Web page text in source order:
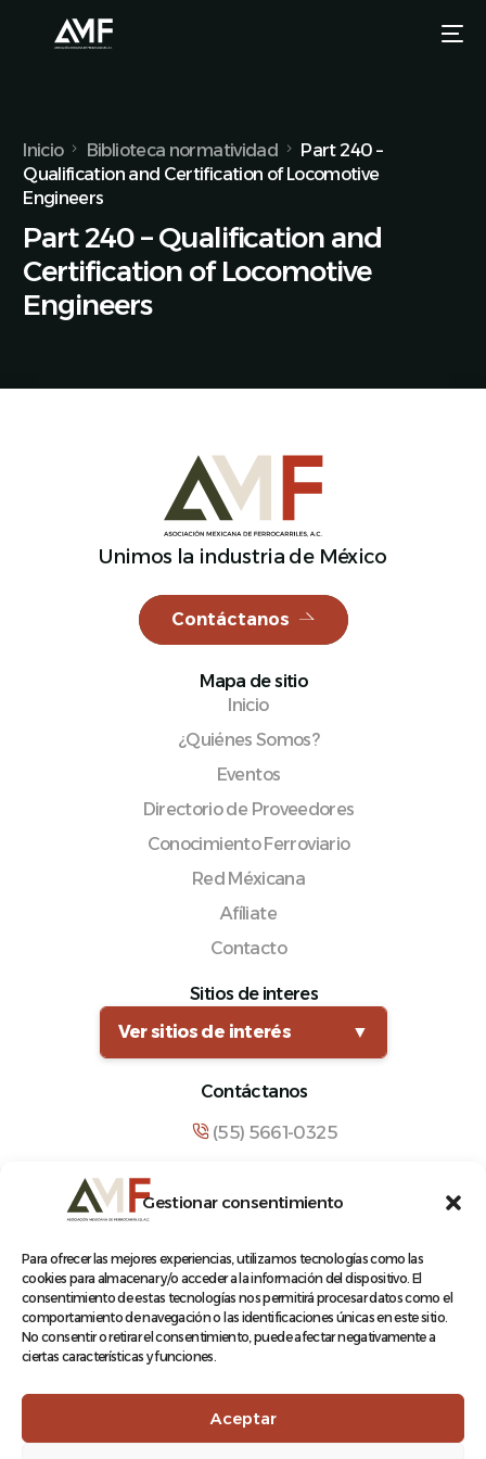
Gestionar consentimiento
Para ofrecer las mejores experiencias, utilizamos tecnologías como las
cookies para almacenar y/o acceder a la información del dispositivo. El
consentimiento de estas tecnologías nos permitirá procesar datos como el
comportamiento de navegación o las identificaciones únicas en este sitio.
No consentir o retirar el consentimiento, puede afectar negativamente a
ciertas características y funciones.
Aceptar
Inicio Biblioteca normatividad
Part 240 –
Qualification and Certification of Locomotive
Engineers
Part 240 – Qualification and
Certification of Locomotive
Engineers
Unimos la industria de México
Contáctanos
Mapa de sitio
Inicio
¿Quiénes Somos?
Eventos
Directorio de Proveedores
Conocimiento Ferroviario
Red Méxicana
Afíliate
Contacto
Sitios de interes
Ver sitios de interés
▼
Contáctanos
(55) 5661-0325
Manuel María Contreras 133, Cuauhtémoc,